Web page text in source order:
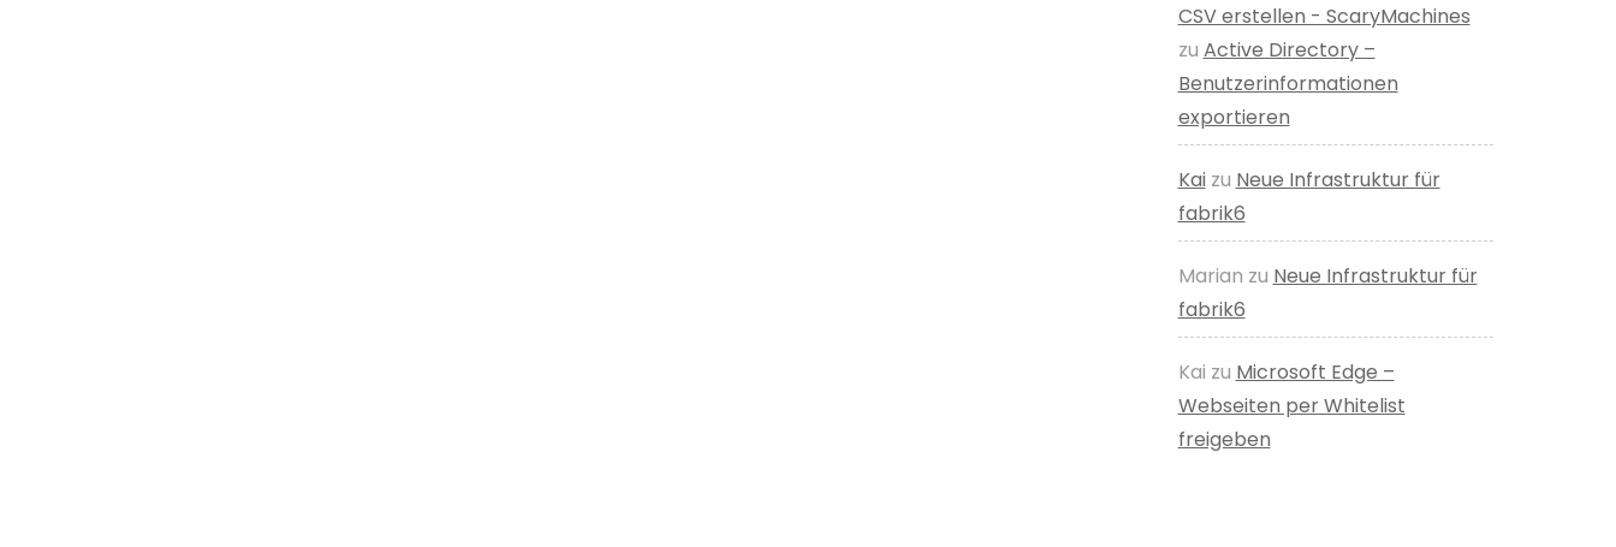
CSV erstellen - ScaryMachines
zu Active Directory –
Benutzerinformationen
exportieren
Kaizu Neue Infrastruktur für
fabrik6
Marian zu Neue Infrastruktur für
fabrik6
Kai zu Microsoft Edge –
Webseiten per Whitelist
freigeben